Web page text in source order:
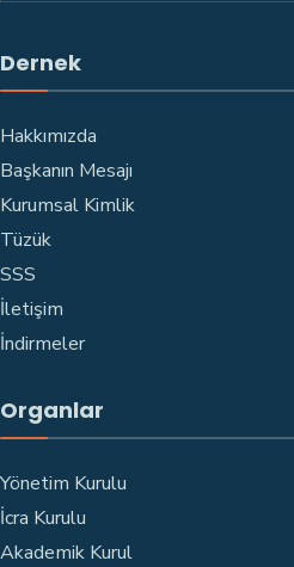
Dernek
Hakkımızda
Başkanın Mesajı
Kurumsal Kimlik
Tüzük
SSS
İletişim
İndirmeler
Organlar
Yönetim Kurulu
İcra Kurulu
Akademik Kurul